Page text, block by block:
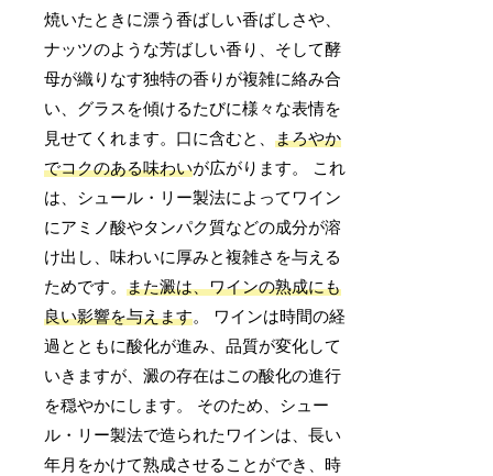
焼いたときに漂う香ばしい香ばしさや、
ナッツのような芳ばしい香り、そして酵
母が織りなす独特の香りが複雑に絡み合
い、グラスを傾けるたびに様々な表情を
見せてくれます。口に含むと、まろやか
でコクのある味わいが広がります。 これ
は、シュール・リー製法によってワイン
にアミノ酸やタンパク質などの成分が溶
け出し、味わいに厚みと複雑さを与える
ためです。また澱は、ワインの熟成にも
良い影響を与えます。 ワインは時間の経
過とともに酸化が進み、品質が変化して
いきますが、澱の存在はこの酸化の進行
を穏やかにします。 そのため、シュー
ル・リー製法で造られたワインは、長い
年月をかけて熟成させることができ、時